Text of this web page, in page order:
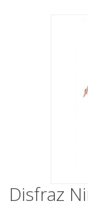
PELUCAS, GORROS,
Disfraz